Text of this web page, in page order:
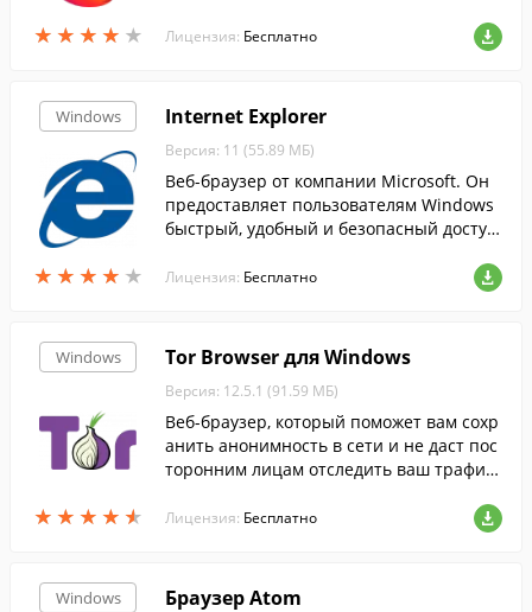
★ ★ ★ ★ ★
★ ★ ★ ★ ★
тернета.
Лицензия: Бесплатно
Windows
★ ★ ★ ★ ★
★ ★ ★ ★ ★
Internet Explorer
Версия: 11 (55.89 МБ)
Веб-браузер от компании Microsoft. Он
предоставляет пользователям Windows
быстрый, удобный и безопасный доступ
er поддерживает современные веб-стан
Лицензия: Бесплатно
Windows
★ ★ ★ ★ ★
★ ★ ★ ★ ★
Tor Browser для Windows
Версия: 12.5.1 (91.59 МБ)
Веб-браузер, который поможет вам сохр
анить анонимность в сети и не даст пос
торонним лицам отследить ваш трафик
Лицензия: Бесплатно
Windows Браузер Atom